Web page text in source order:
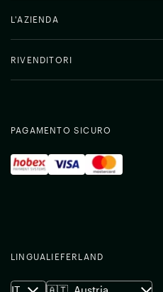
L'AZIENDA
RIVENDITORI
PAGAMENTO SICURO
LINGUALIEFERLAND